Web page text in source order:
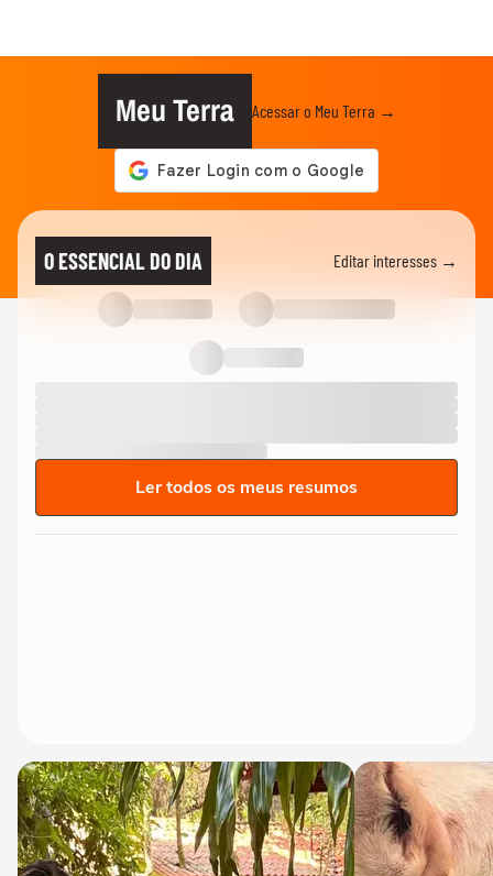
Meu Terra Acessar o Meu Terra →
O ESSENCIAL DO DIA Editar interesses →
Ler todos os meus resumos